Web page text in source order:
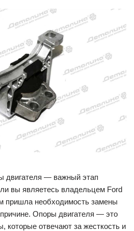
двигателя — важный этап
вы являетесь владельцем Ford
пришла необходимость замены
Опоры двигателя — это
которые отвечают за жесткость и